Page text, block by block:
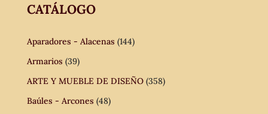
CATÁLOGO
Aparadores - Alacenas (144)
Armarios (39)
ARTE Y MUEBLE DE DISEÑO (358)
Baúles - Arcones (48)